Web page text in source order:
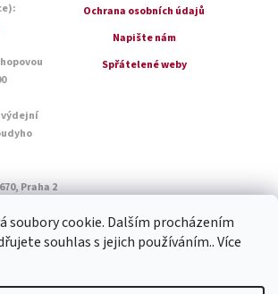
soubory cookie. Dalším procházením
souhlas s jejich používáním.. Více
výdejní
Praha 2
Ochrana osobních údajů
Napište nám
Spřátelené weby